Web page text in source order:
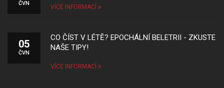
ČVN
VÍCE INFORMACÍ
05
ČVN
CO ČÍST V LÉTĚ? EPOCHÁLNÍ BELETRII - ZKUSTE
NAŠE TIPY!
VÍCE INFORMACÍ